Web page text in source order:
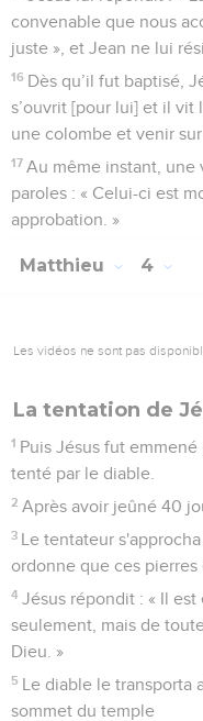
convenable que nous
juste », et Jean ne lui
16 Dès qu’il fut baptisé,
s’ouvrit [pour lui] et il vit
une colombe et venir sur
17 Au même instant, une
paroles : « Celui-ci est
approbation. »
Matthieu 4
Les vidéos ne sont pas
La tentation de
1 Puis Jésus fut
tenté par le diable.
2 Après avoir jeûné 40
3 Le tentateur
ordonne que ces
4 Jésus répondit : « Il
seulement, mais de
Dieu. »
5 Le diable le transporta
sommet du temple